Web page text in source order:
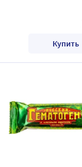
Купить